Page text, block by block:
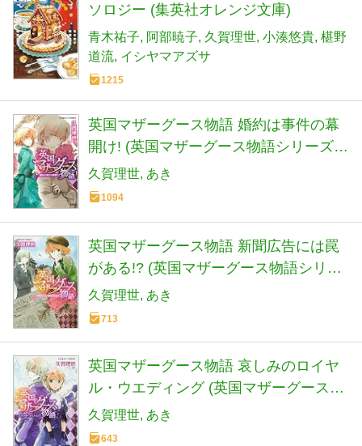
ソロジー (集英社オレンジ文庫)
青木祐子 阿部暁子 久賀理世 小湊悠貴 椹野
道流 イシヤマアズサ
1215
英国マザーグース物語 婚約は事件の幕
開け! (英国マザーグース物語シリーズ)
(コバルト文庫)
久賀理世 あき
1094
英国マザーグース物語 新聞広告には罠
がある!? (英国マザーグース物語シリー
ズ) (コバルト文庫)
久賀理世 あき
713
英国マザーグース物語 哀しみのロイヤ
ル・ウエディング (英国マザーグース物
語シリーズ) (コバルト文庫)
久賀理世 あき
643